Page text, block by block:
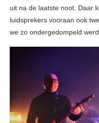
uit na de laatste noot. Daar
luidsprekers vooraan ook
we zo ondergedompeld